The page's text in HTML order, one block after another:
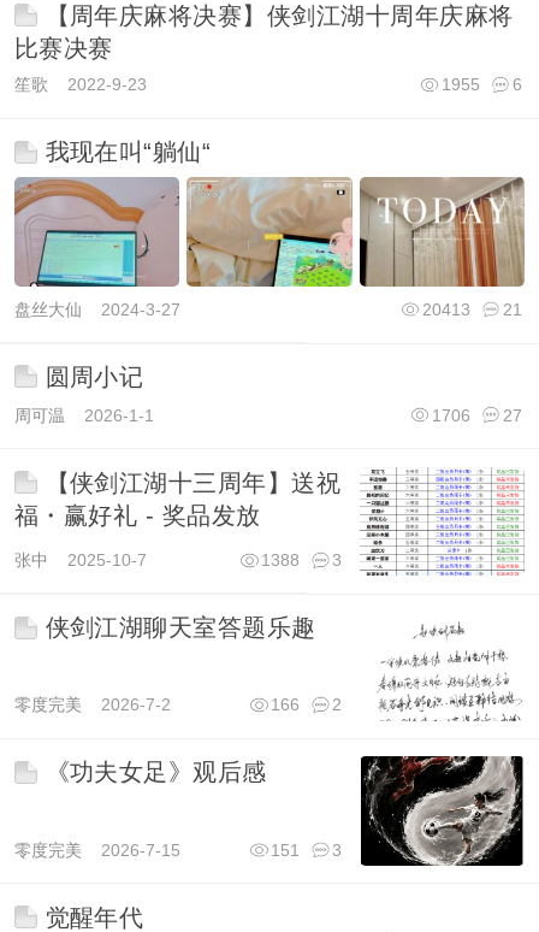
【周年庆麻将决赛】侠剑江湖十周年庆麻将
比赛决赛
笙歌 2022-9-23 6
1955
我现在叫“躺仙“
盘丝大仙 2024-3-27 21
20413
圆周小记
周可温 2026-1-1 27
1706
【侠剑江湖十三周年】送祝
福・赢好礼 - 奖品发放
张中 2025-10-7 3
1388
侠剑江湖聊天室答题乐趣
零度完美 2026-7-2 2
166
《功夫女足》观后感
零度完美 2026-7-15 3
151
觉醒年代